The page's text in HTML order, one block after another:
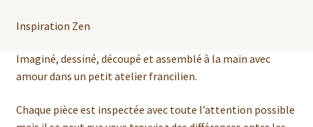
Inspiration Zen
Imaginé, dessiné, découpé et assemblé à la main avec
amour dans un petit atelier francilien.
Chaque pièce est inspectée avec toute l’attention possible